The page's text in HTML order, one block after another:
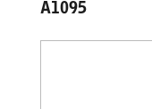
A1095